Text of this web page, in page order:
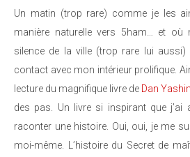
Un matin (trop rare) comme je les
manière naturelle vers 5ham… et
silence de la ville (trop rare lui aussi)
contact avec mon intérieur prolifique.
lecture du magnifique livre de Dan
des pas. Un livre si inspirant que j’ai
raconter une histoire. Oui, oui, je me
moi-même. L’histoire du Secret de